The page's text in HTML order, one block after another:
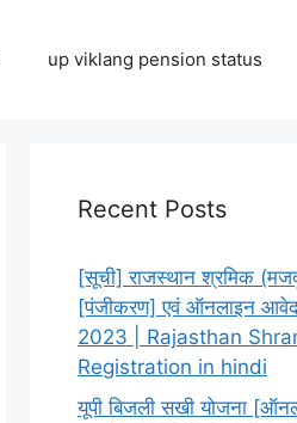
up viklang pension status
Recent Posts
[सूची] राजस्थान श्रमिक
[पंजीकरण] एवं ऑनलाइन
2023 | Rajasthan
Registration in hindi
यूपी बिजली सखी योजना